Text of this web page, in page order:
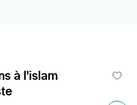
à l'islam